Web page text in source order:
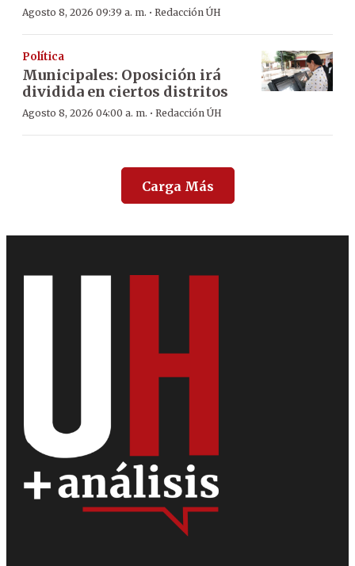
Agosto 8, 2026 09:39 a. m. · Redacción ÚH
Política
Municipales: Oposición irá
dividida en ciertos distritos
Agosto 8, 2026 04:00 a. m. · Redacción ÚH
Carga Más